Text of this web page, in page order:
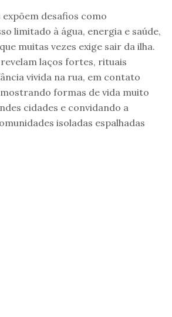
expõem desafios como
limitado à água, energia e saúde,
muitas vezes exige sair da ilha.
laços fortes, rituais
vivida na rua, em contato
formas de vida muito
cidades e convidando a
isoladas espalhadas